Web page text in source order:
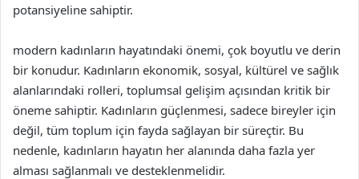
potansiyeline sahiptir.
modern kadınların hayatındaki önemi, çok boyutlu ve derin
bir konudur. Kadınların ekonomik, sosyal, kültürel ve sağlık
alanlarındaki rolleri, toplumsal gelişim açısından kritik bir
öneme sahiptir. Kadınların güçlenmesi, sadece bireyler için
değil, tüm toplum için fayda sağlayan bir süreçtir. Bu
nedenle, kadınların hayatın her alanında daha fazla yer
alması sağlanmalı ve desteklenmelidir.